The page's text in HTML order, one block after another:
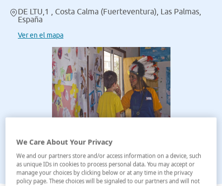
DE LTU,1 , Costa Calma (Fuerteventura), Las Palmas,
España
Ver en el mapa
We Care About Your Privacy
We and our partners store and/or access information on a device, such
as unique IDs in cookies to process personal data. You may accept or
manage your choices by clicking below or at any time in the privacy
policy page. These choices will be signaled to our partners and will not